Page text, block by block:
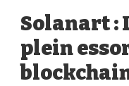
Solanart :
plein